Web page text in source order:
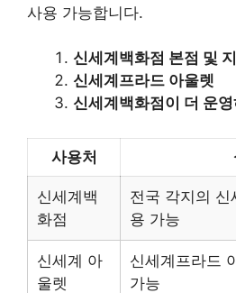
사용 가능합니다.
신세계백화점 본점 및
신세계프라드 아울렛
신세계백화점이 더 운
사용처
신세계백
화점
전국 각지의
용 가능
신세계 아
울렛
신세계프라드
가능